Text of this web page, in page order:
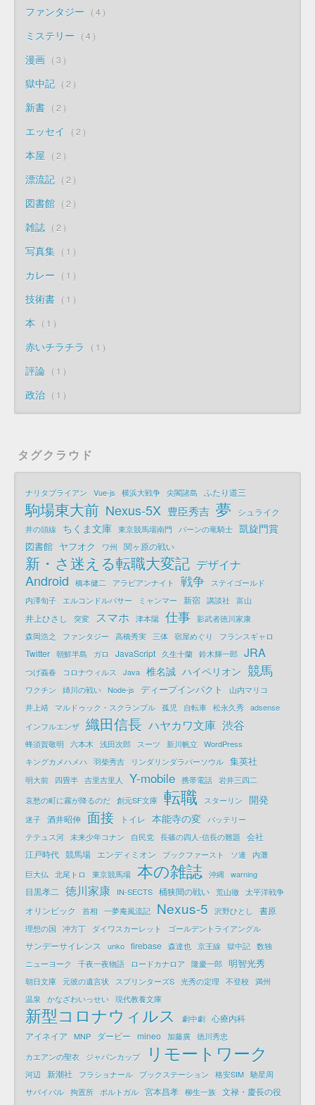
ファンタジー 4
ミステリー 4
漫画 3
獄中記 2
新書 2
エッセイ 2
本屋 2
漂流記 2
図書館 2
雑誌 2
写真集 1
カレー 1
技術書 1
本 1
赤いチラチラ 1
評論 1
政治 1
タグクラウド
ナリタブライアン Vue-js 横浜大戦争 尖閣諸島 ふたり道三
駒場東大前 Nexus-5X 豊臣秀吉 夢 シュライク
井の頭線 ちくま文庫 東京競馬場南門 パーンの竜騎士 凱旋門賞
図書館 ヤフオク ワ州 関ヶ原の戦い
新・さ迷える転職大変記 デザイナ
Android 橋本健二 アラビアンナイト 戦争
ステイゴールド
内澤旬子
エルコンドルパサー ミャンマー 新宿 講談社 富山
井上ひさし 突変 スマホ 津本陽 仕事 影武者徳川家康
森岡浩之
ファンタジー 高橋秀実 三体 宿屋めぐり フランスギャロ
Twitter 朝鮮半島 ガロ JavaScript 久生十蘭 鈴木輝一郎 JRA
つげ義春 コロナウィルス Java 椎名誠 ハイペリオン 競馬
ワクチン 姉川の戦い Node-js ディープインパクト
山内マリコ
井上靖
マルドゥック・スクランブル 孤児 自転車 松永久秀 adsense
インフルエンザ 織田信長 ハヤカワ文庫 渋谷
蜂須賀敬明 六本木 浅田次郎 スーツ 新川帆立
WordPress
キングカメハメハ 羽柴秀吉 リンダリンダラバーソウル 集英社
明大前 四畳半 吉里吉里人 Y-mobile 携帯電話 岩井三四二
哀愁の町に霧が降るのだ 創元SF文庫 転職 スターリン 開発
迷子 酒井昭伸 面接 トイレ 本能寺の変
バッテリー
テテュス河 未来少年コナン 自民党 長篠の四人-信長の難題
会社
江戸時代 競馬場 エンディミオン ブックファースト ソ連
内灘
巨大仏
北尾トロ 東京競馬場 本の雑誌 沖縄 warning
目黒孝二 徳川家康 IN-SECTS 桶狭間の戦い 荒山徹 太平洋戦争
オリンピック 首相 一夢庵風流記 Nexus-5 沢野ひとし 書原
理想の国 冲方丁 ダイワスカーレット ゴールデントライアングル
サンデーサイレンス unko firebase 森達也 京王線 獄中記 数独
ニューヨーク
千夜一夜物語 ロードカナロア 隆慶一郎 明智光秀
朝日文庫 元彼の遺言状 スプリンターズS 光秀の定理 不登校 満州
温泉
かなざわいっせい 現代教養文庫
新型コロナウィルス 劇中劇 心療内科
アイネイア
MNP ダービー mineo 加藤廣 徳川秀忠
カエアンの聖衣
ジャパンカップ リモートワーク
河辺 新潮社 フラショナール ブックステーション 格安SIM 馳星周
サバイバル 拘置所 ポルトガル 宮本昌孝 柳生一族 文禄・慶長の役